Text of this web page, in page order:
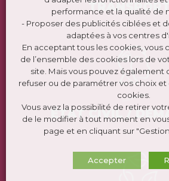
ÉTAT CIVIL /
performance et la qualité de
- Proposer des publicités ciblées et
adaptées à vos centres
En acceptant tous les cookies, vous
de l’ensemble des cookies lors de
site. Mais vous pouvez également
refuser ou de paramétrer vos choix et
cookies.
Vous avez la possibilité de retirer
de le modifier à tout moment en
page et en cliquant sur
Accepter